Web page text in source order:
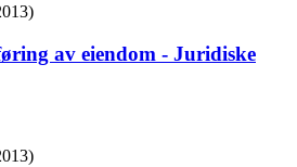
av eiendom - Juridiske